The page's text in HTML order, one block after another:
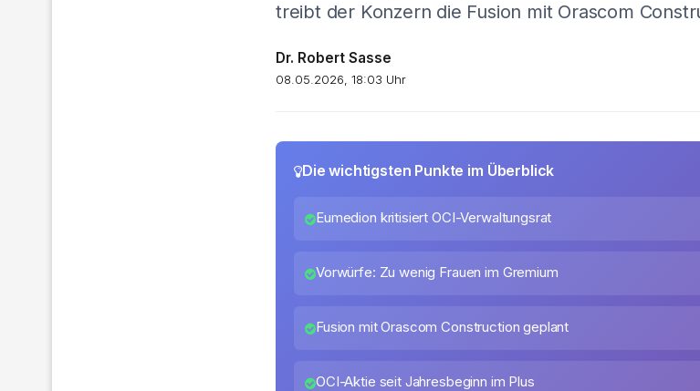
treibt der Konzern die Fusion mit Orascom
Dr. Robert Sasse
08.05.2026, 18:03 Uhr
Die wichtigsten Punkte im Überblick
Eumedion kritisiert OCI-Verwaltungsrat
Vorwürfe: Zu wenig Frauen im Gremium
Fusion mit Orascom Construction geplant
OCI-Aktie seit Jahresbeginn im Plus